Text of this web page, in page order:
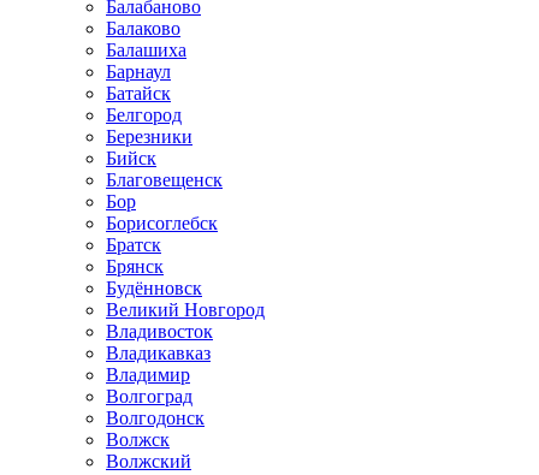
Балабаново
Балаково
Балашиха
Барнаул
Батайск
Белгород
Березники
Бийск
Благовещенск
Бор
Борисоглебск
Братск
Брянск
Будённовск
Великий Новгород
Владивосток
Владикавказ
Владимир
Волгоград
Волгодонск
Волжск
Волжский